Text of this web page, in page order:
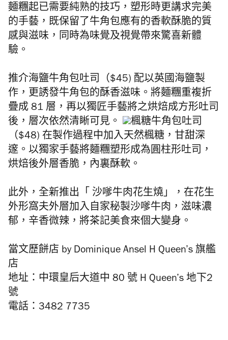
麵糰起已需要純熟的技巧，塑形時更講求完美
的手藝，既保留了牛角包應有的香軟酥脆的質
感與滋味，同時為味覺及視覺帶來驚喜新體
驗。
推介海鹽牛角包吐司（$45) 配以英國海鹽製
作，更誘發牛角包的酥香滋味。將麵糰重複折
疊成 81 層，再以獨匠手藝將之烘焙成方形吐司
後，層次依然清𥇦可見。
楓糖牛角包吐司
（$48) 在製作過程中加入天然楓糖，甘甜深
邃。以獨家手藝將麵糰塑形成為圓柱形吐司，
烘焙後外層香脆，內裏酥軟。
此外，全新推出「 沙嗲牛肉花生燒」，在花生
外形窩夫外層加入自家秘製沙嗲牛肉，滋味濃
郁，辛香微辣，將茶記美食來個大變身。
當文歷餅店 by Dominique Ansel H Queen’s 旗艦
店
地址：中環皇后大道中 80 號 H Queen’s 地下2
號
電話：3482 7735